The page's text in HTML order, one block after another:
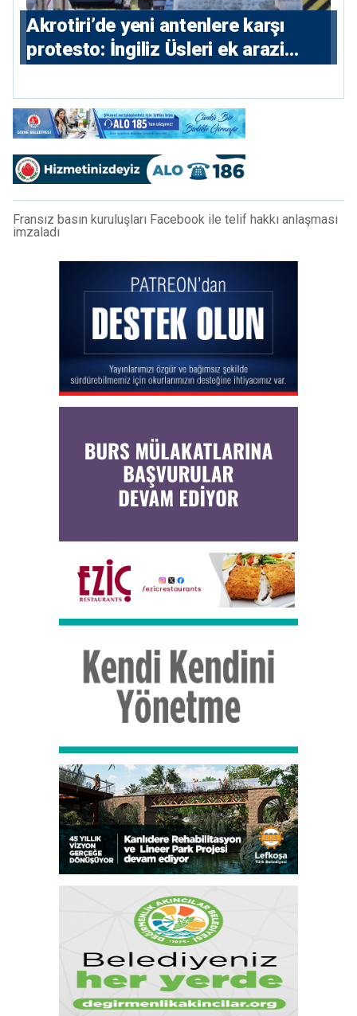
⁠Akrotiri’de yeni antenlere karşı
protesto: İngiliz Üsleri ek arazi
Fransız basın kuruluşları Facebook ile telif hakkı anlaşması
imzaladı